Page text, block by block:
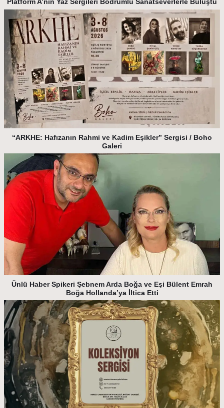
“ARKHE: Hafızanın Rahmi ve Kadim Eşikler” Sergisi / Boho
Galeri
Ünlü Haber Spikeri Şebnem Arda Boğa ve Eşi Bülent Emrah
Boğa Hollanda’ya İltica Etti